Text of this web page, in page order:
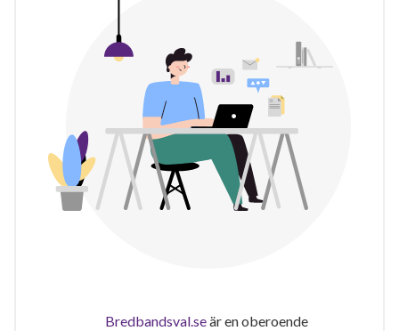
Bredbandsval.seär en oberoende